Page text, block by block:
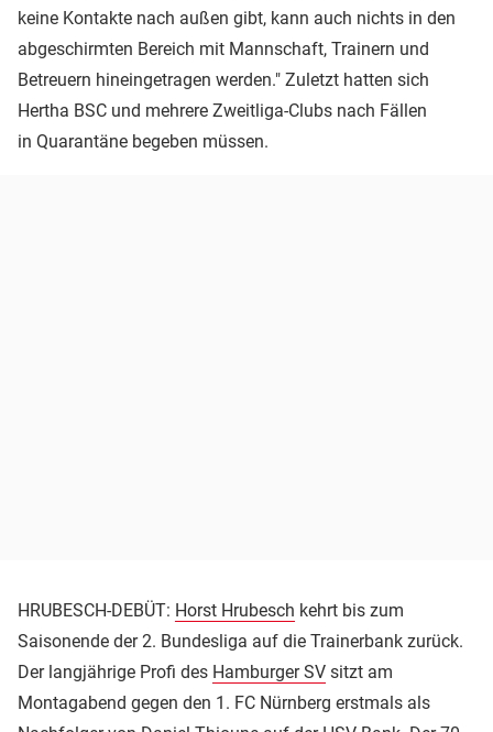
keine Kontakte nach außen gibt, kann auch nichts in den
abgeschirmten Bereich mit Mannschaft, Trainern und
Betreuern hineingetragen werden." Zuletzt hatten sich
Hertha BSC und mehrere Zweitliga-Clubs nach Fällen
in Quarantäne begeben müssen.
HRUBESCH-DEBÜT: Horst Hrubesch kehrt bis zum
Saisonende der 2. Bundesliga auf die Trainerbank zurück.
Der langjährige Profi des Hamburger SV sitzt am
Montagabend gegen den 1. FC Nürnberg erstmals als